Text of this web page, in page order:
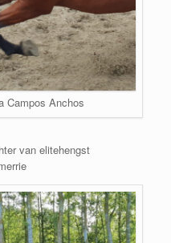
Campos Anchos
van elitehengst